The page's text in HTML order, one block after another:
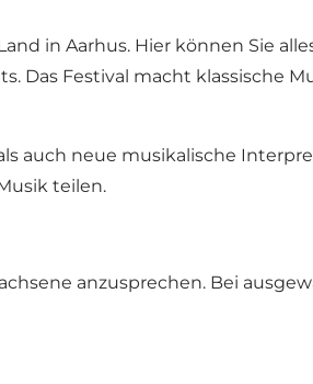
in Aarhus. Hier können Sie
Festival macht klassische
auch neue musikalische
teilen.
anzusprechen. Bei